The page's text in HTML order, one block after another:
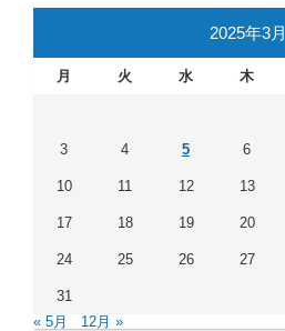
2025年3月
月 火 水 木
3 4 5 6
10 11 12 13
17 18 19 20
24 25 26 27
31
« 5月
12月 »